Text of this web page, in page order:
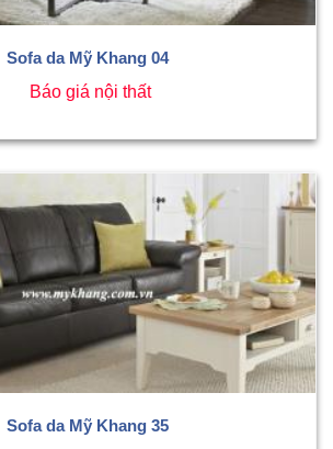
Sofa da Mỹ Khang 04
Báo giá nội thất
Sofa da Mỹ Khang 35